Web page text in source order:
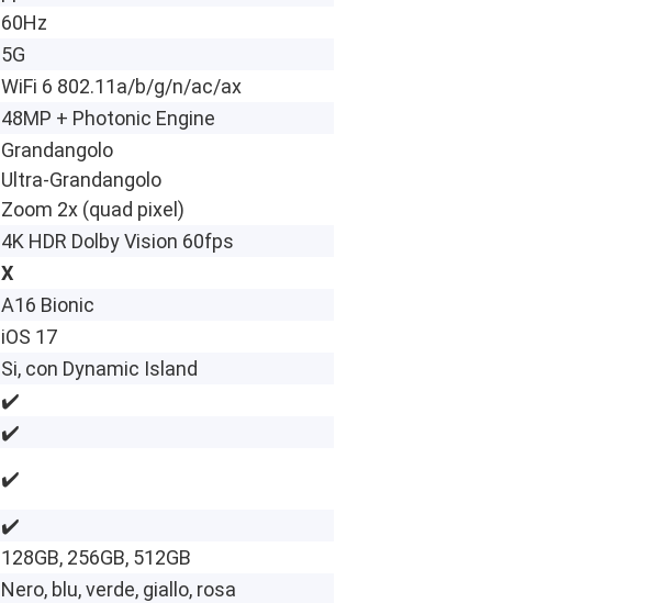
60Hz
5G
WiFi 6 802.11a/b/g/n/ac/ax
48MP + Photonic Engine
Grandangolo
Ultra-Grandangolo
Zoom 2x (quad pixel)
4K HDR Dolby Vision 60fps
X
A16 Bionic
iOS 17
Si, con Dynamic Island
✔️
✔️
✔️
✔️
128GB, 256GB, 512GB
Nero, blu, verde, giallo, rosa